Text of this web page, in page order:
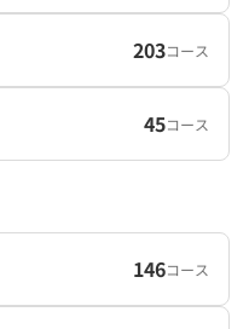
203コース
45コース
146コース